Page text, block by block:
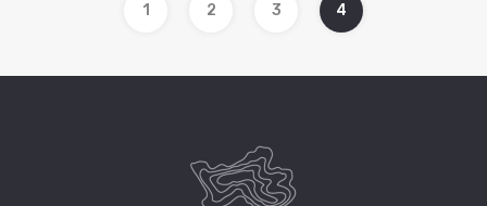
1 2 3 4